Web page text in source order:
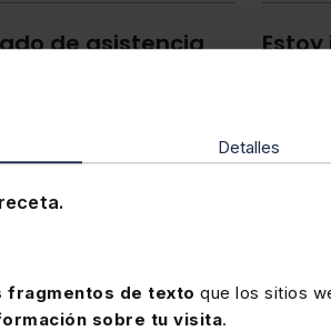
Detalles
fragmentos de texto que los sitios
sobre tu visita.
de asistencia
en la Evaluación Final.
con un enlace para que
el
¿qué requisitos se